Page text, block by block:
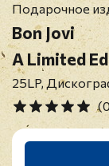
Подарочное
Bon Jovi
A Limited
25LP,